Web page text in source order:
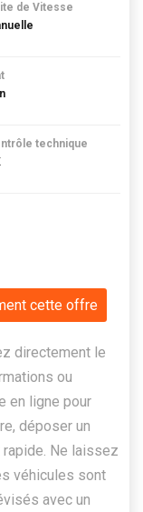
de Vitesse
technique
cette offre
directement le
ou
en ligne pour
déposer un
rapide. Ne laissez
véhicules sont
avec un